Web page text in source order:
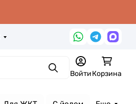
ПоискВойтиКорзина